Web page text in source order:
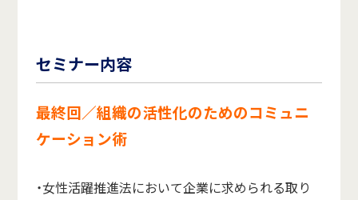
セミナー内容
最終回／組織の活性化のためのコミュニ
ケーション術
・女性活躍推進法において企業に求められる取り